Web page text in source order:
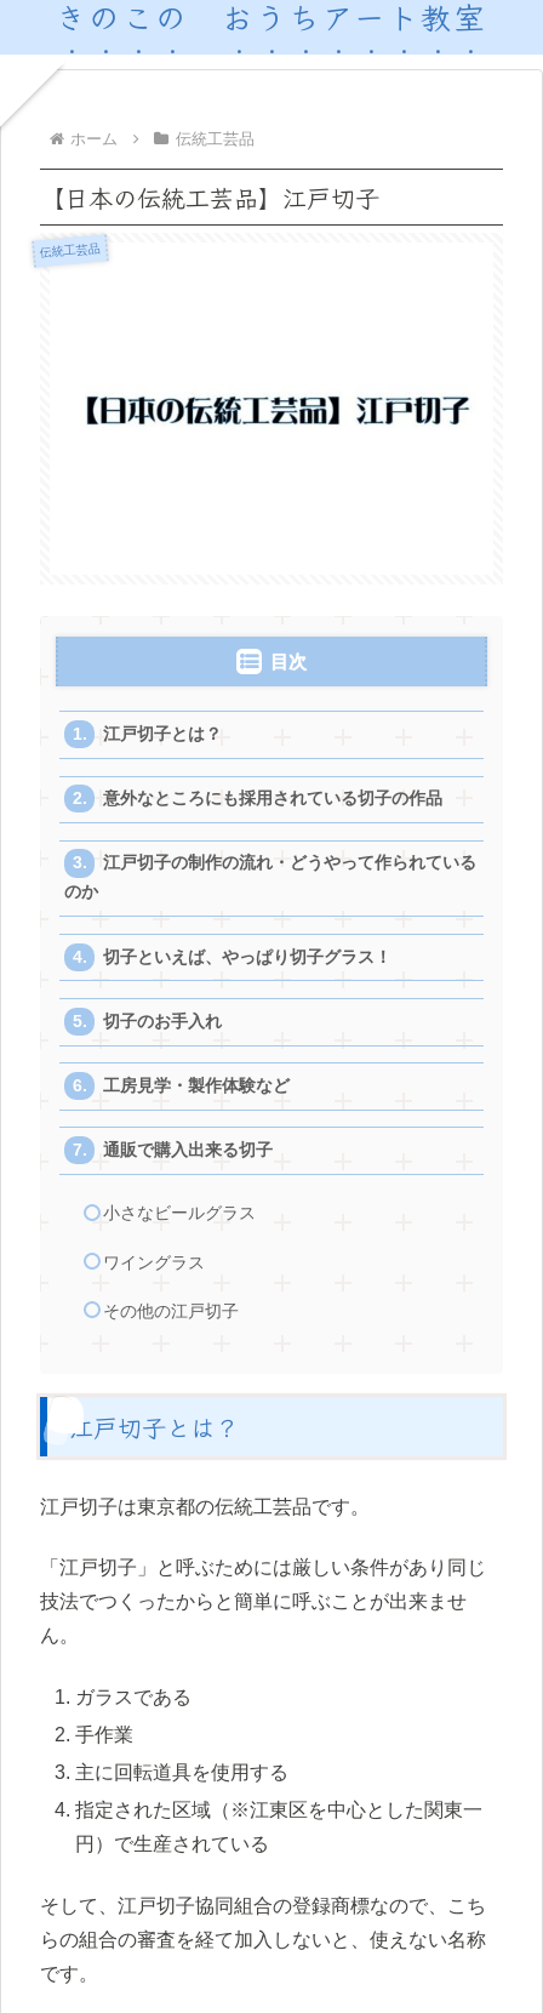
きのこの おうちアート教室
ホーム 伝統工芸品
【日本の伝統工芸品】江戸切子
伝統工芸品
目次
江戸切子とは？
意外なところにも採用されている切子の作品
江戸切子の制作の流れ・どうやって作られている
のか
切子といえば、やっぱり切子グラス！
切子のお手入れ
工房見学・製作体験など
通販で購入出来る切子
小さなビールグラス
ワイングラス
その他の江戸切子
江戸切子とは？
江戸切子は東京都の伝統工芸品です。
「江戸切子」と呼ぶためには厳しい条件があり同じ
技法でつくったからと簡単に呼ぶことが出来ませ
ん。
ガラスである
手作業
主に回転道具を使用する
指定された区域（※江東区を中心とした関東一
円）で生産されている
そして、江戸切子協同組合の登録商標なので、こち
らの組合の審査を経て加入しないと、使えない名称
です。